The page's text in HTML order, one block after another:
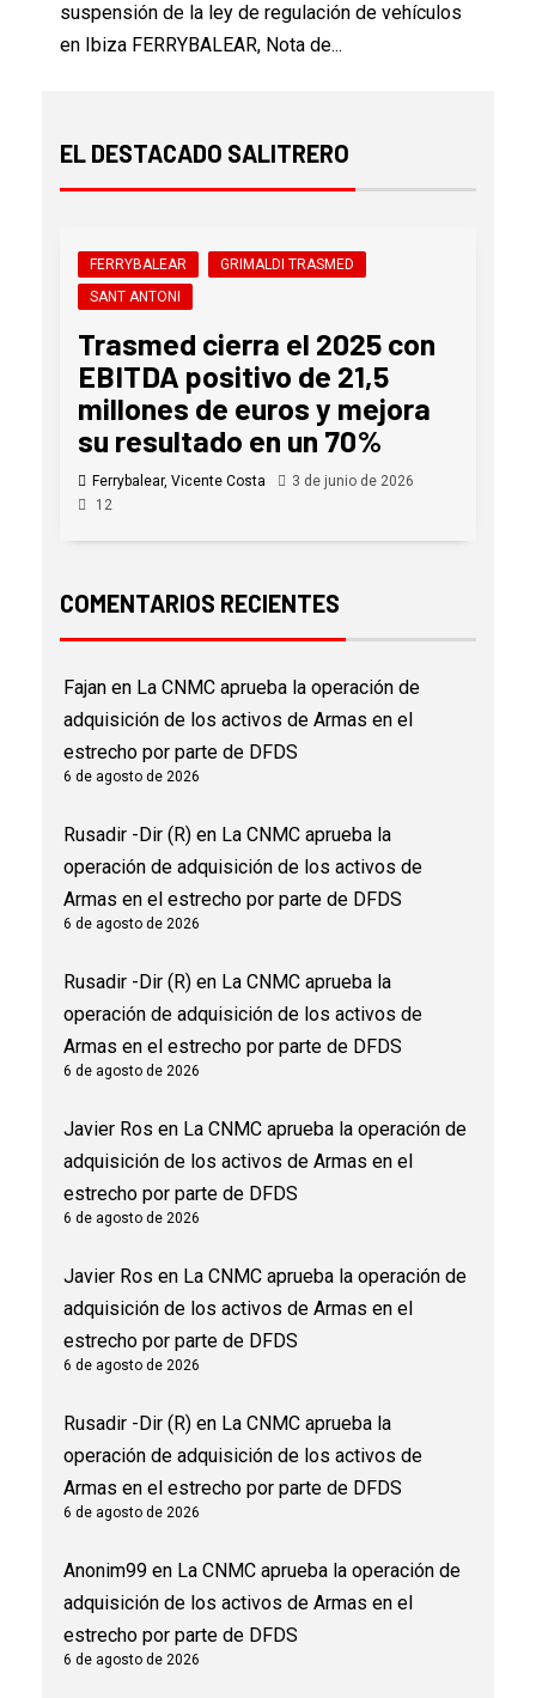
suspensión de la ley de regulación de vehículos
en Ibiza FERRYBALEAR, Nota de...
EL DESTACADO SALITRERO
FERRYBALEAR
GRIMALDI TRASMED
SANT ANTONI
Trasmed cierra el 2025 con
EBITDA positivo de 21,5
millones de euros y mejora
su resultado en un 70%
Ferrybalear, Vicente Costa
3 de junio de 2026
12
COMENTARIOS RECIENTES
Fajan en La CNMC aprueba la operación de
adquisición de los activos de Armas en el
estrecho por parte de DFDS
6 de agosto de 2026
Rusadir -Dir (R) en La CNMC aprueba la
operación de adquisición de los activos de
Armas en el estrecho por parte de DFDS
6 de agosto de 2026
Rusadir -Dir (R) en La CNMC aprueba la
operación de adquisición de los activos de
Armas en el estrecho por parte de DFDS
6 de agosto de 2026
Javier Ros en La CNMC aprueba la operación de
adquisición de los activos de Armas en el
estrecho por parte de DFDS
6 de agosto de 2026
Javier Ros en La CNMC aprueba la operación de
adquisición de los activos de Armas en el
estrecho por parte de DFDS
6 de agosto de 2026
Rusadir -Dir (R) en La CNMC aprueba la
operación de adquisición de los activos de
Armas en el estrecho por parte de DFDS
6 de agosto de 2026
Anonim99 en La CNMC aprueba la operación de
adquisición de los activos de Armas en el
estrecho por parte de DFDS
6 de agosto de 2026